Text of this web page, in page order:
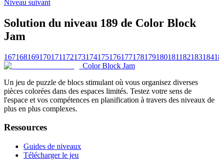
Niveau suivant
Solution du niveau 189 de Color Block
Jam
167168169170171172173174175176177178179180181182183184
Color Block Jam
Un jeu de puzzle de blocs stimulant où vous organisez diverses
pièces colorées dans des espaces limités. Testez votre sens de
l'espace et vos compétences en planification à travers des niveaux de
plus en plus complexes.
Ressources
Guides de niveaux
Télécharger le jeu